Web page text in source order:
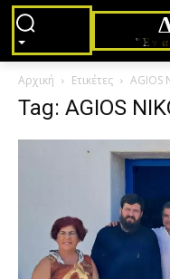
"Εν
Αρχική Ετικέτες AGIOS
Tag: AGIOS